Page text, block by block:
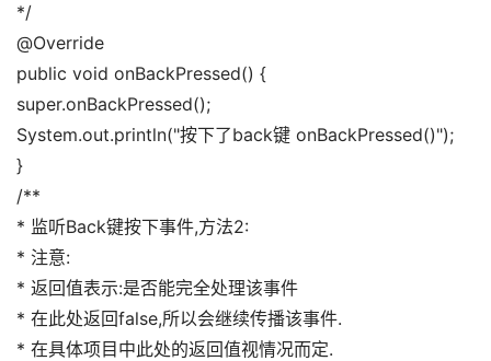
*/
@Override
public void onBackPressed() {
super.onBackPressed();
System.out.println("按下了back键 onBackPressed()");
}
/**
* 监听Back键按下事件,方法2:
* 注意:
* 返回值表示:是否能完全处理该事件
* 在此处返回false,所以会继续传播该事件.
* 在具体项目中此处的返回值视情况而定.